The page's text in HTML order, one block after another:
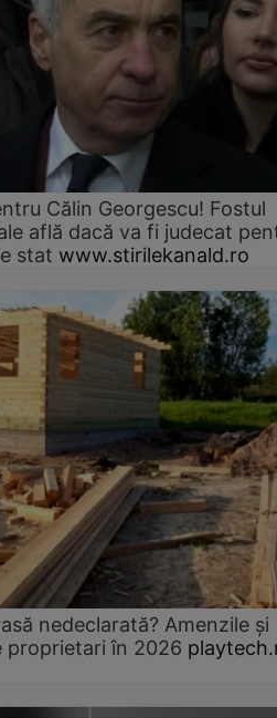
Călin Georgescu! Fostul
află dacă va fi judecat
stat www.stirilekanald.ro
nedeclarată? Amenzile și
proprietari în 2026